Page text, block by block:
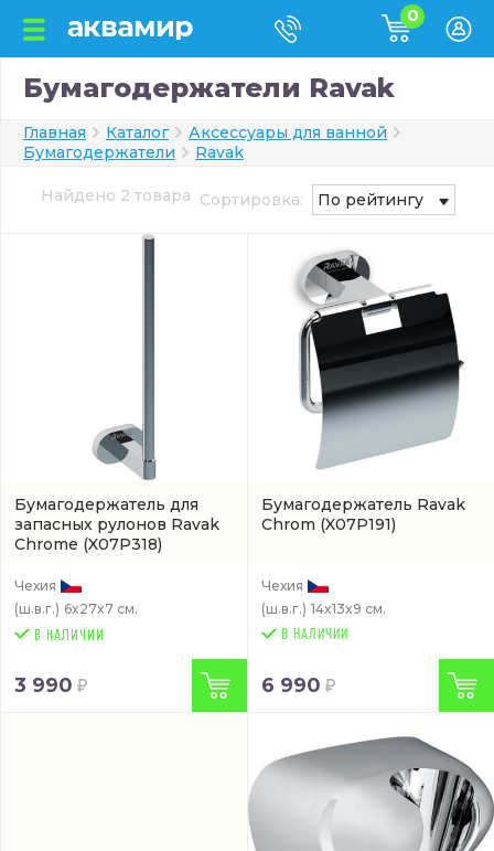
0
Бумагодержатели Ravak
Главная Каталог
Аксессуары для ванной
Бумагодержатели
Ravak
Найдено 2 товара Сортировка: По рейтингу
Бумагодержатель для
запасных рулонов Ravak
Chrome (X07P318)
Чехия
(ш.в.г.) 6x27x7 см.
3 990
Бумагодержатель Ravak
Chrom (X07P191)
Чехия
(ш.в.г.) 14x13x9 см.
В НАЛИЧИИ
6 990